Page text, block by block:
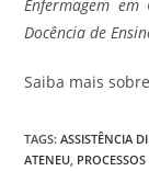
Enfermagem
Docência de
Saiba mais
TAGS:ASSISTÊNCIA
ATENEU,